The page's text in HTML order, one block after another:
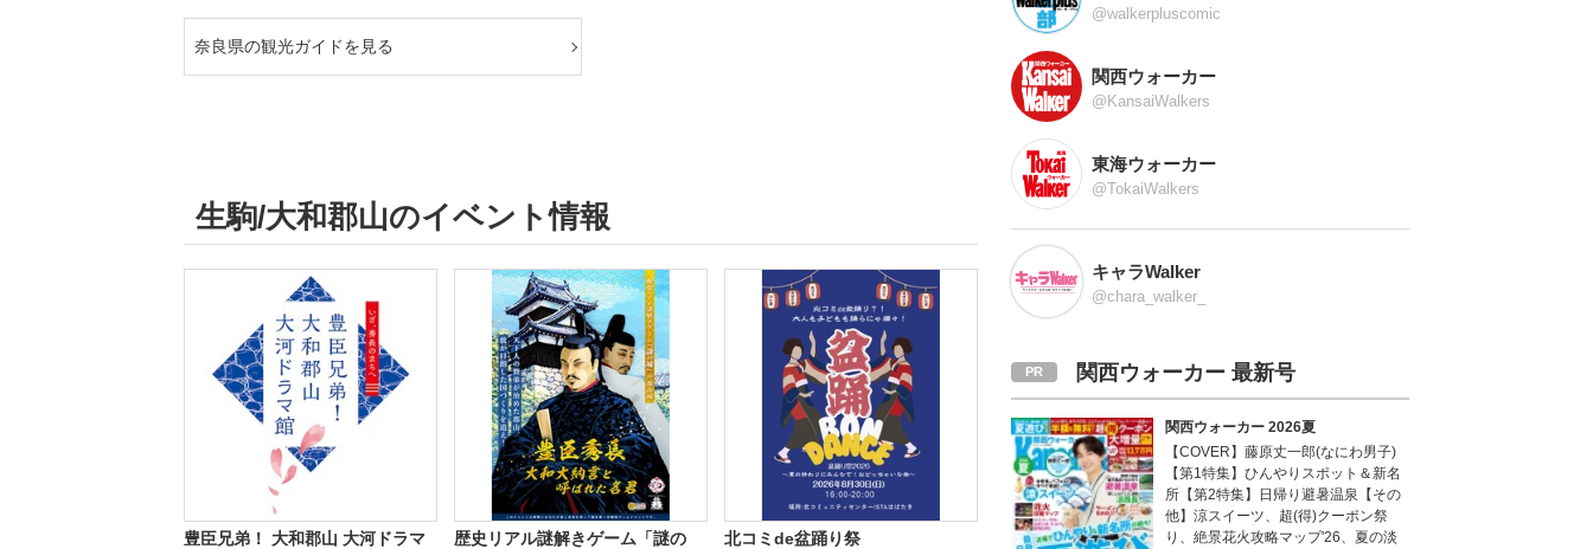
奈良県の観光ガイドを見る
生駒/大和郡山のイベント情報
豊臣兄弟！ 大和郡山 大河ドラマ
歴史リアル謎解きゲーム「謎の
北コミde盆踊り祭
@walkerpluscomic
関西ウォーカー
@KansaiWalkers
東海ウォーカー
@TokaiWalkers
キャラWalker
@chara_walker_
関西ウォーカー 最新号
関西ウォーカー 2026夏
【COVER】藤原丈一郎(なにわ男子)
【第1特集】ひんやりスポット＆新名
所【第2特集】日帰り避暑温泉【その
他】涼スイーツ、超(得)クーポン祭
り、絶景花火攻略マップ'26、夏の淡